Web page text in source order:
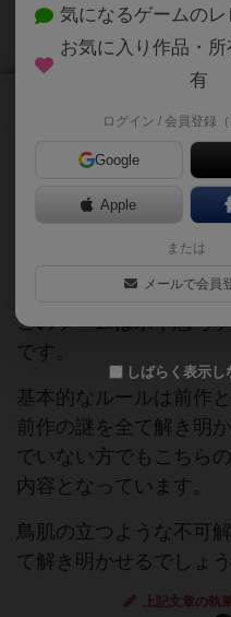
話題の推理ゲームシ
謎を解き明かそう
このゲームは水平思考
です。
基本的なルールは前作
前作の謎を全て解き明
でいない方でもこちら
内容となっています。
鳥肌の立つような不可
て解き明かせるでしょ
上記文章の執
気になるゲームの
お気に入り作品・
有
ログイン / 会員登録（
Google
Apple
または
メールで会員
しばらく表示し